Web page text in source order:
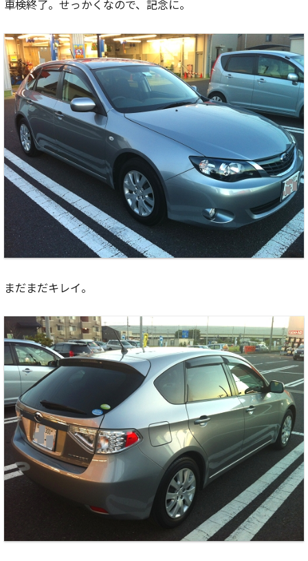
車検終了。せっかくなので、記念に。
まだまだキレイ。